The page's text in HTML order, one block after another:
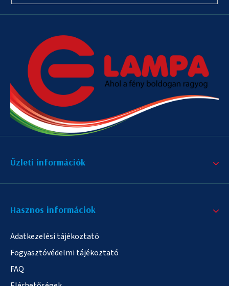
Üzleti információk
Hasznos informáciok
Adatkezelési tájékoztató
Fogyasztóvédelmi tájékoztató
FAQ